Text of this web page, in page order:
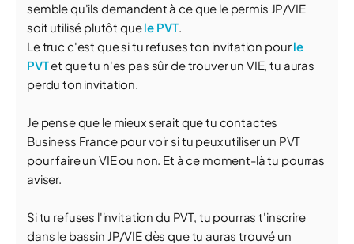
semble qu'ils demandent à ce que le permis JP/VIE
soit utilisé plutôt quele PVT.
Le truc c'est que si tu refuses ton invitation pourle
PVTet que tu n'es pas sûr de trouver un VIE, tu auras
perdu ton invitation.
Je pense que le mieux serait que tu contactes
Business France pour voir si tu peux utiliser un PVT
pour faire un VIE ou non. Et à ce moment-là tu pourras
aviser.
Si tu refuses l'invitation du PVT, tu pourras t'inscrire
dans le bassin JP/VIE dès que tu auras trouvé un